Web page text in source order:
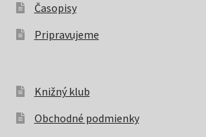
Časopisy
Pripravujeme
Knižný klub
Obchodné podmienky